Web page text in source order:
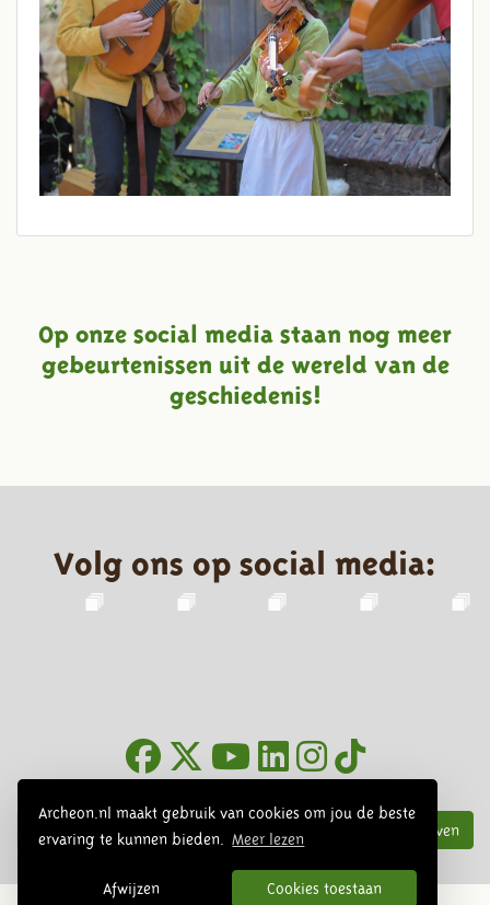
Archeon.nl maakt gebruik van cookies om jou de beste
ervaring te kunnen bieden.
Meer lezen
Afwijzen Cookies toestaan
Op onze social media staan nog meer
gebeurtenissen uit de wereld van de
geschiedenis!
Volg ons op social media:
Inschrijven